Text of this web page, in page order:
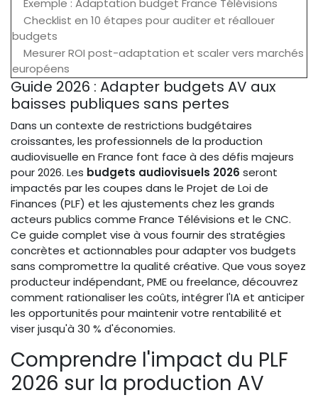
Exemple : Adaptation budget France Télévisions
Checklist en 10 étapes pour auditer et réallouer
budgets
Mesurer ROI post-adaptation et scaler vers marchés
européens
Guide 2026 : Adapter budgets AV aux
baisses publiques sans pertes
Dans un contexte de restrictions budgétaires
croissantes, les professionnels de la production
audiovisuelle en France font face à des défis majeurs
pour 2026. Les budgets audiovisuels 2026 seront
impactés par les coupes dans le Projet de Loi de
Finances (PLF) et les ajustements chez les grands
acteurs publics comme France Télévisions et le CNC.
Ce guide complet vise à vous fournir des stratégies
concrètes et actionnables pour adapter vos budgets
sans compromettre la qualité créative. Que vous soyez
producteur indépendant, PME ou freelance, découvrez
comment rationaliser les coûts, intégrer l'IA et anticiper
les opportunités pour maintenir votre rentabilité et
viser jusqu'à 30 % d'économies.
Comprendre l'impact du PLF
2026 sur la production AV